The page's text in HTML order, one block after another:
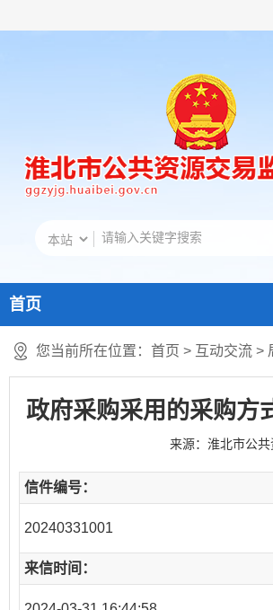
首页
您当前所在位置： 首页 > 互动交流 >
政府采购采用的采购方
来源：淮北市公
信件编号：
20240331001
来信时间：